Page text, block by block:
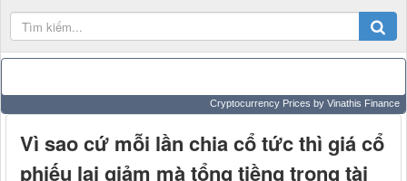
Cryptocurrency Prices by Vinathis Finance
Vì sao cứ mỗi lần chia cổ tức thì giá cổ
phiếu lại giảm mà tổng tiềng trong tài